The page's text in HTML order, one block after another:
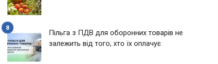
Пільга з ПДВ для оборонних товарів не
залежить від того, хто їх оплачує